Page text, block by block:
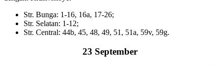
Str. Bunga: 1-16, 16a, 17-26;
Str. Selatan: 1-12;
Str. Central: 44b, 45, 48, 49, 51, 51a, 59v, 59g.
23 September